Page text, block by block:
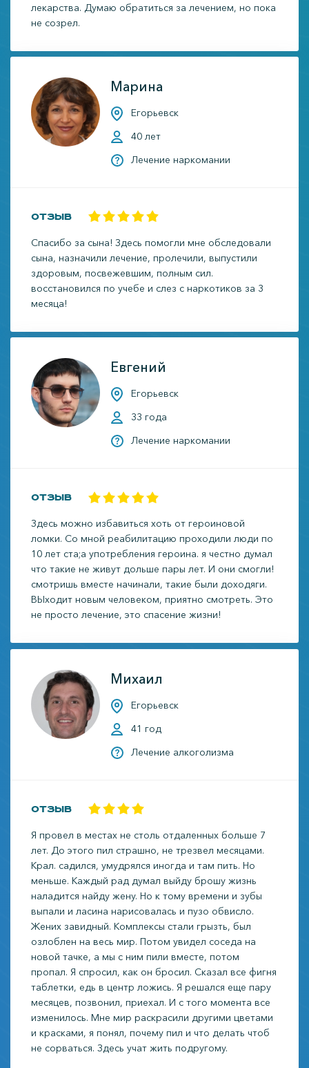
лекарства. Думаю обратиться за лечением, но пока
не созрел.
Марина
Егорьевск
40 лет
Лечение наркомании
Отзыв
Спасибо за сына! Здесь помогли мне обследовали
сына, назначили лечение, пролечили, выпустили
здоровым, посвежевшим, полным сил.
восстановился по учебе и слез с наркотиков за 3
месяца!
Евгений
Егорьевск
33 года
Лечение наркомании
Отзыв
Здесь можно избавиться хоть от героиновой
ломки. Со мной реабилитацию проходили люди по
10 лет ста;а употребления героина. я честно думал
что такие не живут дольше пары лет. И они смогли!
смотришь вместе начинали, такие были доходяги.
ВЫходит новым человеком, приятно смотреть. Это
не просто лечение, это спасение жизни!
Михаил
Егорьевск
41 год
Лечение алкоголизма
Отзыв
Я провел в местах не столь отдаленных больше 7
лет. До этого пил страшно, не трезвел месяцами.
Крал. садился, умудрялся иногда и там пить. Но
меньше. Каждый рад думал выйду брошу жизнь
наладится найду жену. Но к тому времени и зубы
выпали и ласина нарисовалась и пузо обвисло.
Жених завидный. Комплексы стали грызть, был
озлоблен на весь мир. Потом увидел соседа на
новой тачке, а мы с ним пили вместе, потом
пропал. Я спросил, как он бросил. Сказал все фигня
таблетки, едь в центр ложись. Я решался еще пару
месяцев, позвонил, приехал. И с того момента все
изменилось. Мне мир раскрасили другими цветами
и красками, я понял, почему пил и что делать чтоб
не сорваться. Здесь учат жить подругому.